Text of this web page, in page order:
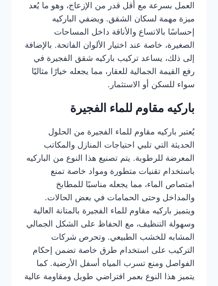
العمل بسرعة مع أقل قدر من الإزعاج، وهو ما يُعد
ميزة مهمة لسكان الشقق. ويضفي الباركيه
إحساسًا بالاتساع والأناقة داخل المساحات
الصغيرة، خاصة عند اختيار الألوان الفاتحة. بالإضافة
إلى ذلك، يساعد تركيب باركيه شقق الفجيرة في
رفع القيمة الجمالية للعقار، مما يجعله خيارًا مثاليًا
سواء للسكن أو الاستثمار.
باركيه مقاوم للماء الفجيرة
يُعتبر باركيه مقاوم للماء الفجيرة من الحلول
الحديثة التي تلبي احتياجات المنازل والمكاتب
المعرضة للرطوبة. يتم تصنيع هذا النوع من الباركيه
باستخدام تقنيات متطورة ومواد خاصة تمنع
امتصاص الماء، مما يجعله مناسبًا للمطابخ
والمداخل وحتى الحمامات في بعض الحالات.
ويتميز باركيه مقاوم للماء الفجيرة بالمتانة العالية
وسهولة التنظيف، مع الحفاظ على الشكل الجمالي
المشابه للخشب الطبيعي. وتحرص شركات
التركيب على استخدام طرق خاصة تضمن إحكام
الفواصل ومنع تسرب المياه أسفل الأرضية. كما
يتميز هذا النوع بعمر افتراضي طويل ومقاومة عالية